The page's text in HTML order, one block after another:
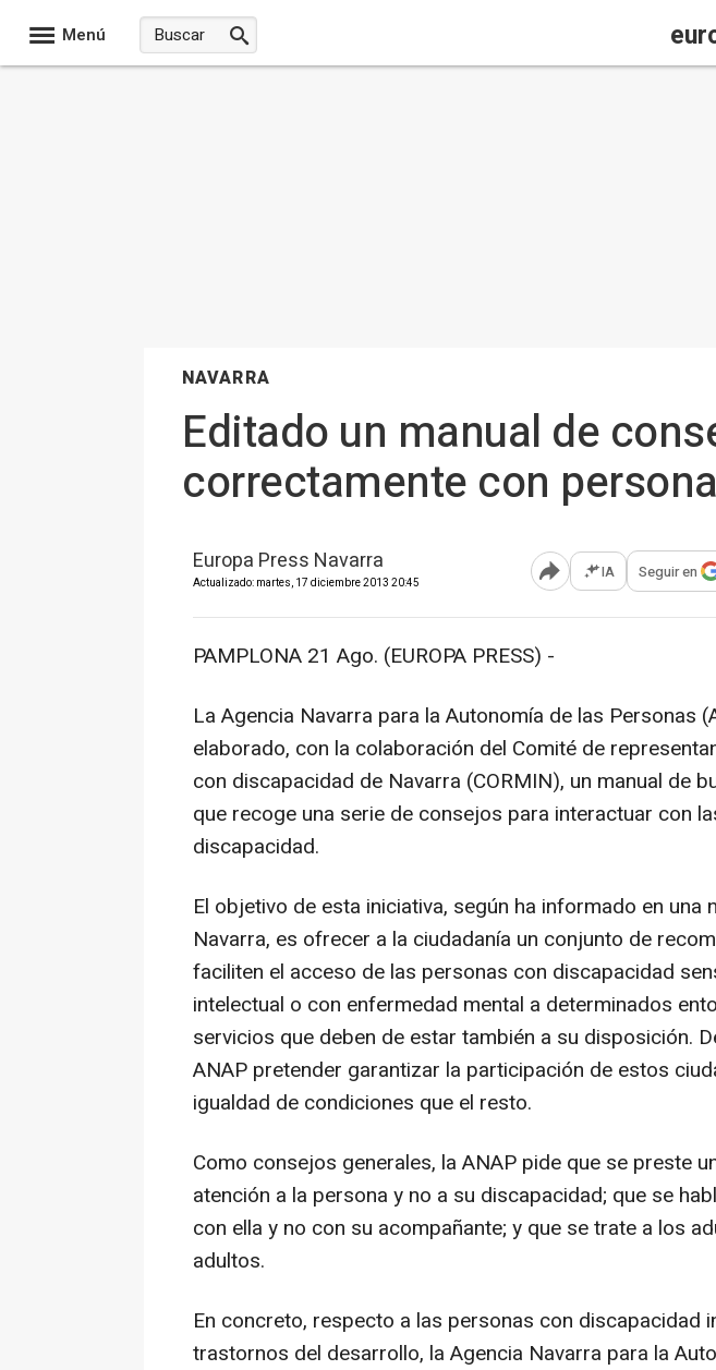
Menú
NAVARRA
Editado un manual de
correctamente con
Europa Press Navarra
Actualizado: martes, 17 diciembre 2013 20:45 Abrir opciones para
IA Seguir en
PAMPLONA 21 Ago. (EUROPA PRESS) -
La Agencia Navarra para la Autonomía de las Personas
elaborado, con la colaboración del Comité de
con discapacidad de Navarra (CORMIN), un manual de
que recoge una serie de consejos para interactuar con
discapacidad.
El objetivo de esta iniciativa, según ha informado en una
Navarra, es ofrecer a la ciudadanía un conjunto de
faciliten el acceso de las personas con discapacidad
intelectual o con enfermedad mental a determinados
servicios que deben de estar también a su disposición.
ANAP pretender garantizar la participación de estos
igualdad de condiciones que el resto.
Como consejos generales, la ANAP pide que se preste
atención a la persona y no a su discapacidad; que se
con ella y no con su acompañante; y que se trate a los
adultos.
En concreto, respecto a las personas con discapacidad
trastornos del desarrollo, la Agencia Navarra para la